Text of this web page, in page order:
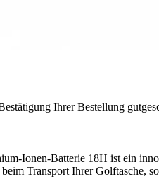
Ihrer Bestellung
Ionen-Batterie 18H ist ein
Transport Ihrer Golftasche,